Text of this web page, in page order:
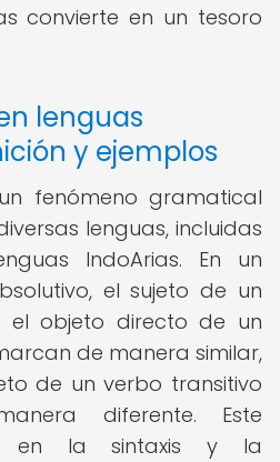
convierte en un tesoro
lenguas
y ejemplos
fenómeno gramatical
lenguas, incluidas
IndoArias. En un
el sujeto de un
el objeto directo de un
de manera similar,
de un verbo transitivo
diferente. Este
en la sintaxis y la